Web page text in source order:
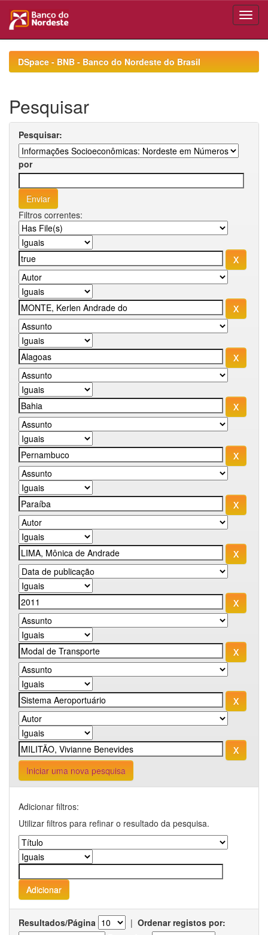
navigationDSpace - BNB - Banco do Nordeste do Brasil
Pesquisar
Pesquisar:
por
Filtros correntes:
Iniciar uma nova pesquisa
Adicionar filtros:
Utilizar filtros para refinar o resultado da pesquisa.
Resultados/Página | Ordenar registos por: